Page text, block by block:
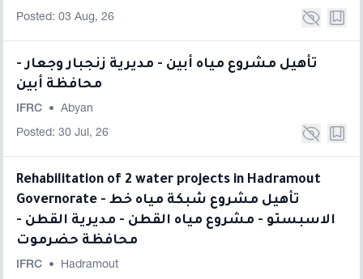
Posted: 03 Aug, 26
تأهيل مشروع مياه أبين - مديرية زنجبار وجعار -
محافظة أبين
IFRC • Abyan
Posted: 30 Jul, 26
Rehabilitation of 2 water projects in Hadramout
Governorate - تأهيل مشروع شبكة مياه خط
الاسبستو - مشروع مياه القطن - مديرية القطن -
محافظة حضرموت
IFRC • Hadramout